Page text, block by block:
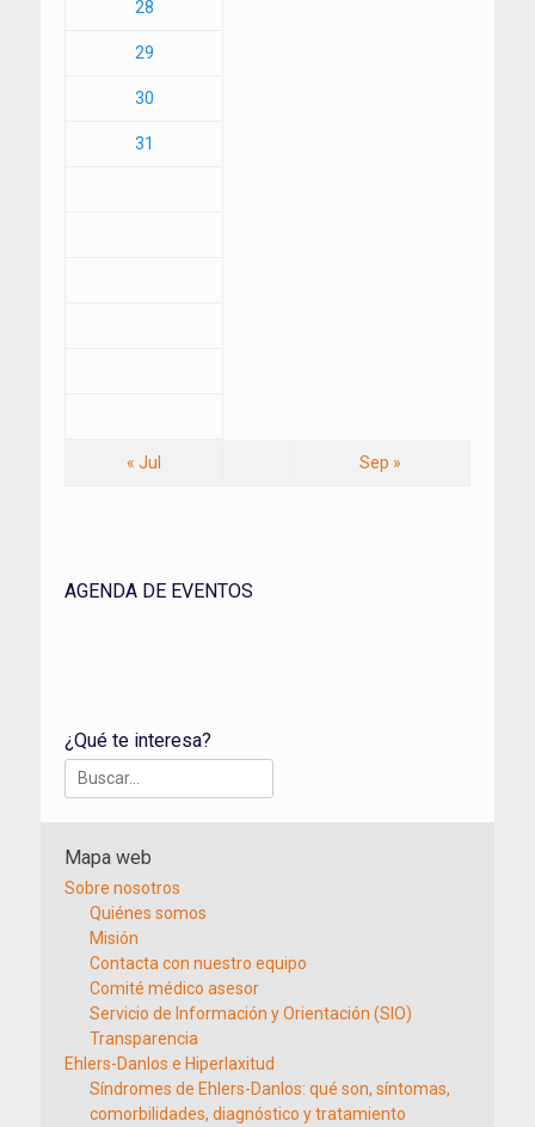
28
29
30
31
« Jul Sep »
AGENDA DE EVENTOS
¿Qué te interesa?
Buscar:
Mapa web
Sobre nosotros
Quiénes somos
Misión
Contacta con nuestro equipo
Comité médico asesor
Servicio de Información y Orientación (SIO)
Transparencia
Ehlers-Danlos e Hiperlaxitud
Síndromes de Ehlers-Danlos: qué son, síntomas,
comorbilidades, diagnóstico y tratamiento